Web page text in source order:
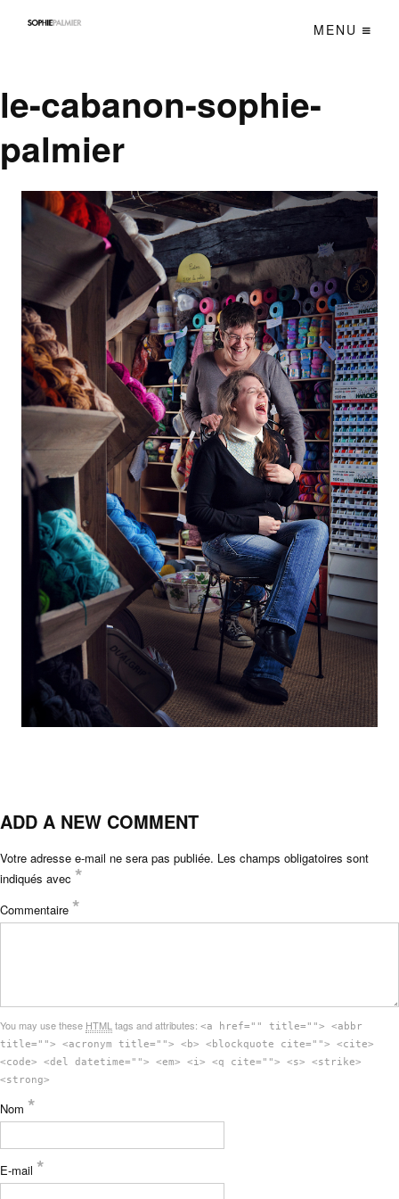
MENU
le-cabanon-sophie-
palmier
ADD A NEW COMMENT
Votre adresse e-mail ne sera pas publiée. Les champs obligatoires sont
indiqués avec *
Commentaire *
You may use these HTMLtags and attributes: <a href="" title=""> <abbr
title=""> <acronym title=""> <b> <blockquote cite=""> <cite>
<code> <del datetime=""> <em> <i> <q cite=""> <s> <strike>
<strong>
Nom *
E-mail *